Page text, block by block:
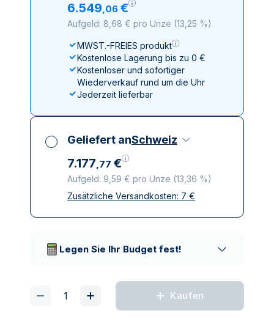
6.549,06 €
Aufgeld: 8,68 € pro Unze (13,25 %)
MWST.-FREIES produkt
Kostenlose Lagerung bis zu 0 €
Kostenloser und sofortiger
Wiederverkauf rund um die Uhr
Jederzeit lieferbar
Geliefert anSchweiz
7.177,77 €
Aufgeld: 9,59 € pro Unze (13,36 %)
Alle Steuern inbegriffen
Zusätzliche Versandkosten: 7 €
Legen Sie Ihr Budget fest!
Kaufen